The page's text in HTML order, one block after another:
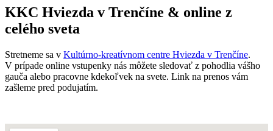
KKC Hviezda v Trenčíne & online z
celého sveta
Stretneme sa v Kultúrno-kreatívnom centre Hviezda v Trenčíne.
V prípade online vstupenky nás môžete sledovať z pohodlia vášho
gauča alebo pracovne kdekoľvek na svete. Link na prenos vám
zašleme pred podujatím.